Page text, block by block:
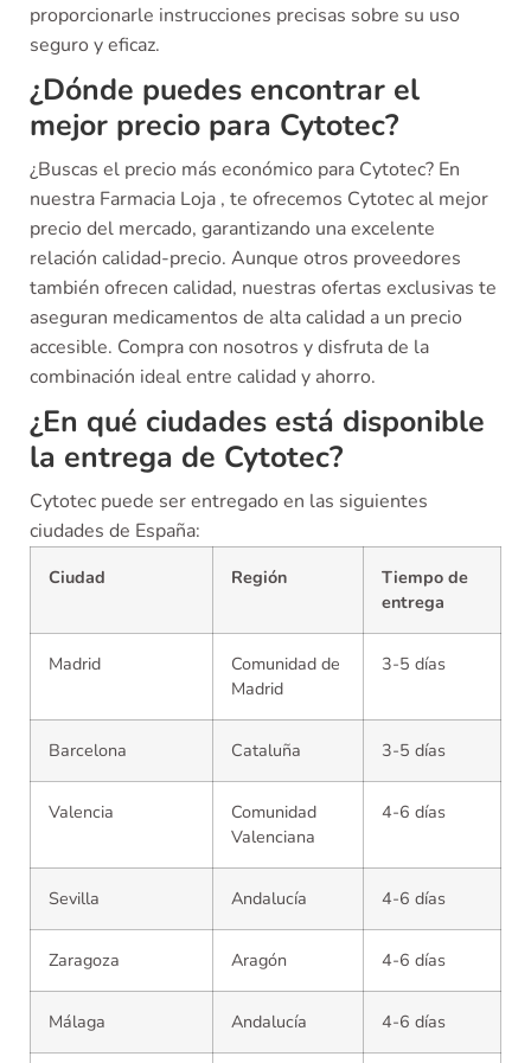
proporcionarle instrucciones precisas sobre su uso
seguro y eficaz.
¿Dónde puedes encontrar el
mejor precio para Cytotec?
¿Buscas el precio más económico para Cytotec? En
nuestra Farmacia Loja , te ofrecemos Cytotec al mejor
precio del mercado, garantizando una excelente
relación calidad-precio. Aunque otros proveedores
también ofrecen calidad, nuestras ofertas exclusivas te
aseguran medicamentos de alta calidad a un precio
accesible. Compra con nosotros y disfruta de la
combinación ideal entre calidad y ahorro.
¿En qué ciudades está disponible
la entrega de Cytotec?
Cytotec puede ser entregado en las siguientes
ciudades de España:
Ciudad Región
Tiempo de
entrega
Madrid
Comunidad de
Madrid
3-5 días
Barcelona Cataluña 3-5 días
Valencia
Comunidad
Valenciana
4-6 días
Sevilla Andalucía 4-6 días
Zaragoza Aragón 4-6 días
Málaga Andalucía 4-6 días